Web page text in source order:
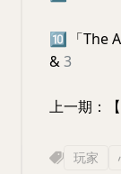
🔟 「The
&3
上一期：【
玩家